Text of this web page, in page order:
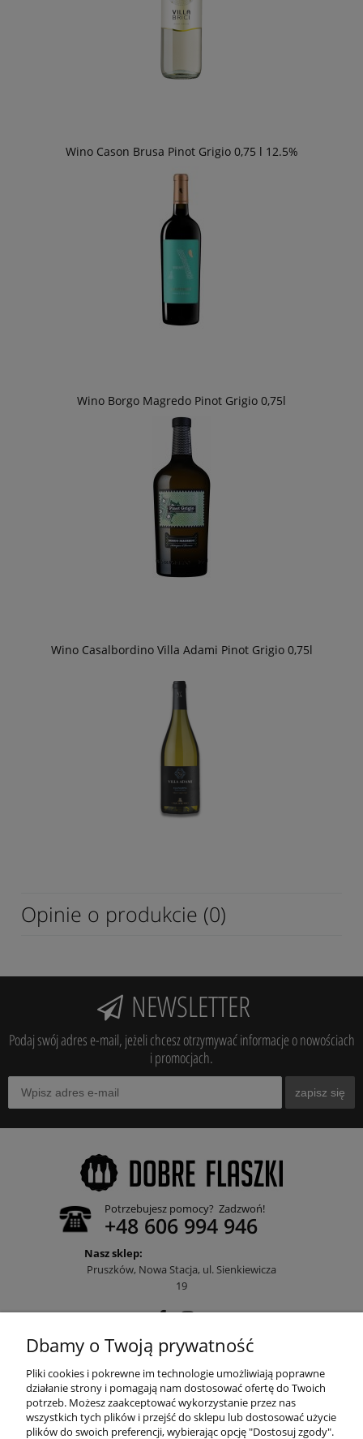
Wino Cason Brusa Pinot Grigio 0,75 l 12.5%
Wino Borgo Magredo Pinot Grigio 0,75l
Wino Casalbordino Villa Adami Pinot Grigio 0,75l
Opinie o produkcie (0)
NEWSLETTER
Podaj swój adres e-mail, jeżeli chcesz otrzymywać informacje o nowościach
i promocjach.
zapisz się
Potrzebujesz pomocy? Zadzwoń!
+48 606 994 946
Nasz sklep:
Pruszków, Nowa Stacja, ul. Sienkiewicza
19
POMOC
MOJE KONTO
Dbamy o Twoją prywatność
Pliki cookies i pokrewne im technologie umożliwiają poprawne
działanie strony i pomagają nam dostosować ofertę do Twoich
potrzeb. Możesz zaakceptować wykorzystanie przez nas
wszystkich tych plików i przejść do sklepu lub dostosować użycie
plików do swoich preferencji, wybierając opcję "Dostosuj zgody".